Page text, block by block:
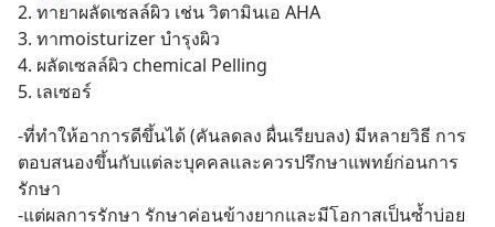
2. ทายาผลัดเซลล์ผิว เช่น วิตามินเอ AHA
3. ทาmoisturizer บำรุงผิว
4. ผลัดเซลล์ผิว chemical Pelling
5. เลเซอร์
-ที่ทำให้อาการดีขึ้นได้ (คันลดลง ผื่นเรียบลง) มีหลายวิธี การ
ตอบสนองขึ้นกับแต่ละบุคคลและควรปรึกษาแพทย์ก่อนการ
รักษา
-แต่ผลการรักษา รักษาค่อนข้างยากและมีโอกาสเป็นซ้ำบ่อย